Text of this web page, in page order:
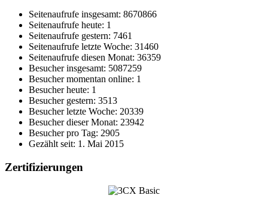
Seitenaufrufe insgesamt: 8670866
Seitenaufrufe heute: 1
Seitenaufrufe gestern: 7461
Seitenaufrufe letzte Woche: 31460
Seitenaufrufe diesen Monat: 36359
Besucher insgesamt: 5087259
Besucher momentan online: 1
Besucher heute: 1
Besucher gestern: 3513
Besucher letzte Woche: 20339
Besucher dieser Monat: 23942
Besucher pro Tag: 2905
Gezählt seit: 1. Mai 2015
Zertifizierungen